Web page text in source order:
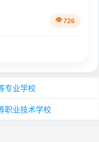
726
专业学校
职业技术学校